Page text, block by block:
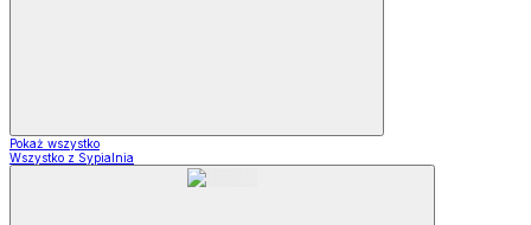
Pokaż wszystko
Wszystko z Sypialnia